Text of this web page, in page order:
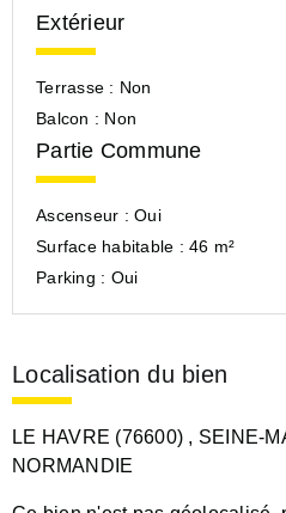
Extérieur
Terrasse : Non
Balcon : Non
Partie Commune
Ascenseur : Oui
Surface habitable : 46 m²
Parking : Oui
Localisation du bien
LE HAVRE (76600) , SEINE-
NORMANDIE